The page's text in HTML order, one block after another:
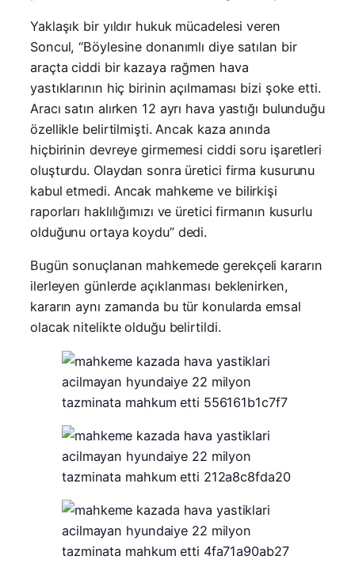
Yaklaşık bir yıldır hukuk mücadelesi veren
Soncul, “Böylesine donanımlı diye satılan bir
araçta ciddi bir kazaya rağmen hava
yastıklarının hiç birinin açılmaması bizi şoke etti.
Aracı satın alırken 12 ayrı hava yastığı bulunduğu
özellikle belirtilmişti. Ancak kaza anında
hiçbirinin devreye girmemesi ciddi soru işaretleri
oluşturdu. Olaydan sonra üretici firma kusurunu
kabul etmedi. Ancak mahkeme ve bilirkişi
raporları haklılığımızı ve üretici firmanın kusurlu
olduğunu ortaya koydu” dedi.
Bugün sonuçlanan mahkemede gerekçeli kararın
ilerleyen günlerde açıklanması beklenirken,
kararın aynı zamanda bu tür konularda emsal
olacak nitelikte olduğu belirtildi.